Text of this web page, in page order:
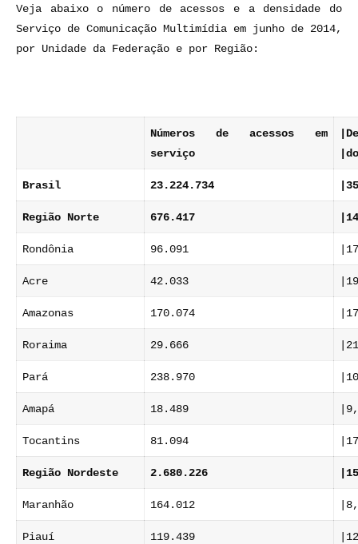
Veja abaixo o número de acessos e a densidade do
Serviço de Comunicação Multimídia em junho de 2014,
por Unidade da Federação e por Região:
Números de acessos em
serviço
Brasil 23.224.734
Região Norte 676.417
Rondônia 96.091
Acre 42.033
Amazonas 170.074
Roraima 29.666
Pará 238.970
Amapá 18.489
Tocantins 81.094
Região Nordeste 2.680.226
Maranhão 164.012
Piauí 119.439